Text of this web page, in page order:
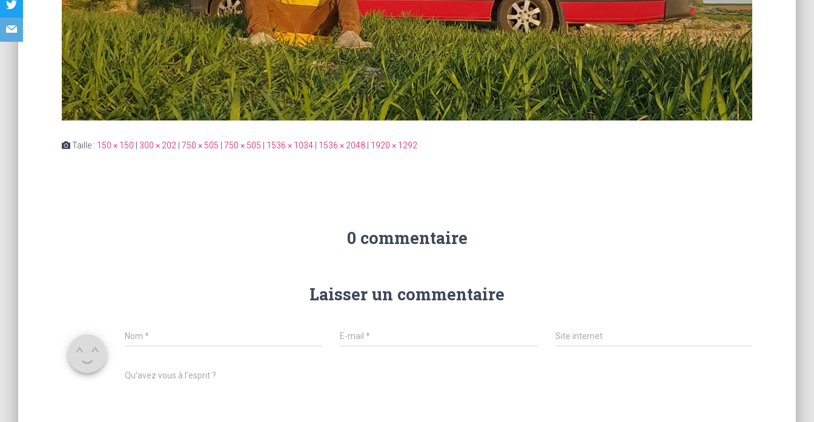
Taille : 150 × 150 300 × 202 750 × 505 750 × 505 1536 × 1034 1536 × 2048 1920 × 1292
0 commentaire
Laisser un commentaire
Nom * E-mail* Site internet
Qu’avez vous à l’esprit ?